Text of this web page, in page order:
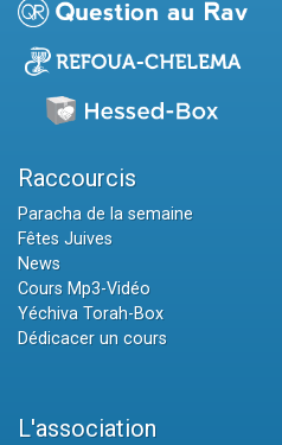
Raccourcis
Paracha de la semaine
Fêtes Juives
News
Cours Mp3-Vidéo
Yéchiva Torah-Box
Dédicacer un cours
L'association